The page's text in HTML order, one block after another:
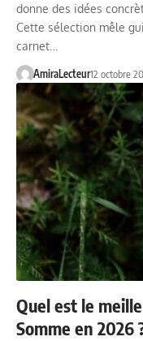
donne des idées
Cette sélection mêle
carnet…
AmiraLecteur12 octobre
Quel est le
Somme en 2026